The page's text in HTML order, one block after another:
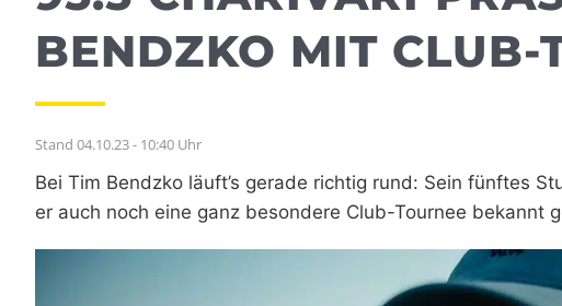
BENDZKO MIT CLUB-
Stand 04.10.23 - 10:40 Uhr
Bei Tim Bendzko läuft’s gerade richtig rund: Sein fünftes
er auch noch eine ganz besondere Club-Tournee bekannt